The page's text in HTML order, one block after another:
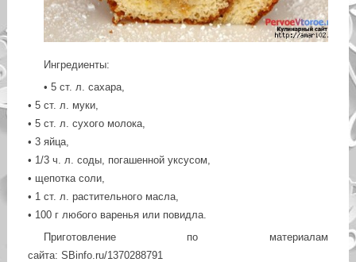
Ингредиенты:
• 5 ст. л. сахара,
• 5 ст. л. муки,
• 5 ст. л. сухого молока,
• 3 яйца,
• 1/3 ч. л. соды, погашенной уксусом,
• щепотка соли,
• 1 ст. л. растительного масла,
• 100 г любого варенья или повидла.
Приготовление по материалам
сайта: SBinfo.ru/1370288791